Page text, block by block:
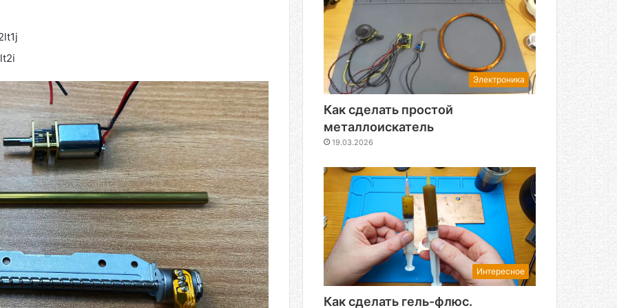
Электроника
Как сделать простой
металлоискатель
19.03.2026
Интересное
Как сделать гель-флюс.